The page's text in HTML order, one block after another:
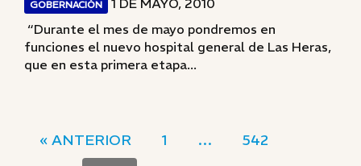
GOBERNACIÓN
1 DE MAYO, 2010
“Durante el mes de mayo pondremos en
funciones el nuevo hospital general de Las Heras,
que en esta primera etapa...
« ANTERIOR 1 …
542